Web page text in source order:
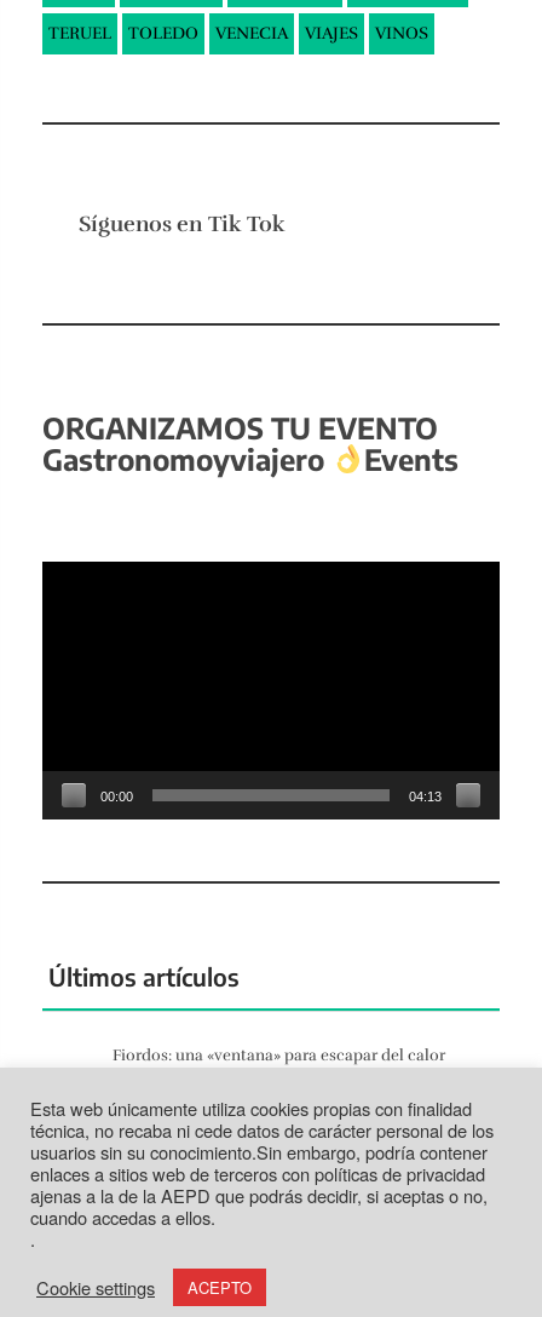
TERUEL TOLEDO VENECIA VIAJES VINOS
Síguenos en Tik Tok
ORGANIZAMOS TU EVENTO
Gastronomoyviajero
Events
00:00 04:13
Últimos artículos
Fiordos: una «ventana» para escapar del calor
Tortosa: la vida según el Ebro
Jun 21, 2026
Tabarca: más que un trozo de piedra
Jun 14, 2026
Funciona conInkhive Themes
Esta web únicamente utiliza cookies propias con finalidad
técnica, no recaba ni cede datos de carácter personal de los
usuarios sin su conocimiento.Sin embargo, podría contener
enlaces a sitios web de terceros con políticas de privacidad
ajenas a la de la AEPD que podrás decidir, si aceptas o no,
cuando accedas a ellos.
.
Cookie settings
ACEPTO